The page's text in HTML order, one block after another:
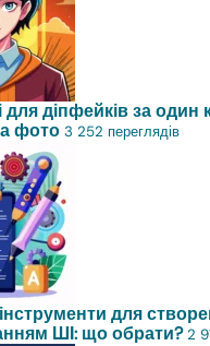
для діпфейків за один
фото 3 252 переглядів
для
ШІ: що обрати? 2